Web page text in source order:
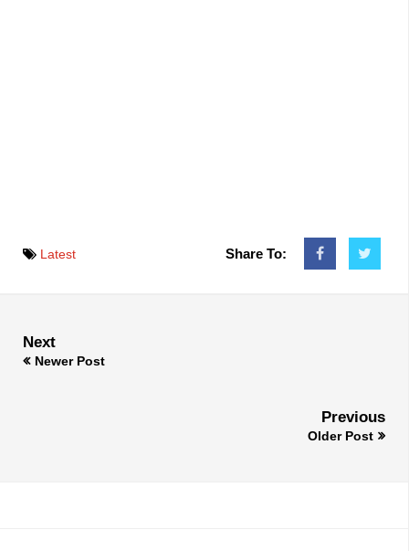
Latest Share To:
Next
Newer Post
Previous
Older Post